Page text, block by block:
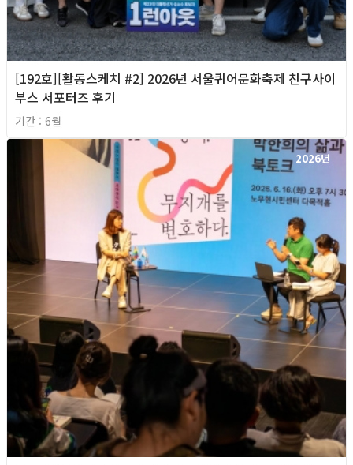
[192호][활동스케치 #2] 2026년 서울퀴어문화축제 친구사이
부스 서포터즈 후기
기간 : 6월
2026년